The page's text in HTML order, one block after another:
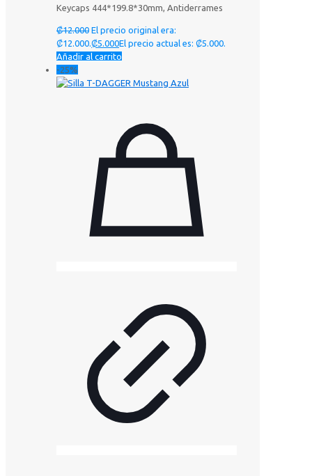
Keycaps 444*199.8*30mm, Antiderrames
₡12.000 El precio original era:
₡12.000. ₡5.000El precio actual es: ₡5.000.
Añadir al carrito
-25%